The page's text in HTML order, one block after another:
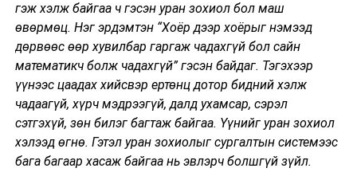
гэж хэлж байгаа ч гэсэн уран зохиол бол маш
өвөрмөц. Нэг эрдэмтэн “Хоёр дээр хоёрыг нэмээд
дөрвөөс өөр хувилбар гаргаж чадахгүй бол сайн
математикч болж чадахгүй” гэсэн байдаг. Тэгэхээр
үүнээс цаадах хийсвэр ертөнц дотор бидний хэлж
чадаагүй, хүрч мэдрээгүй, далд ухамсар, сэрэл
сэтгэхүй, зөн билэг багтаж байгаа. Үүнийг уран зохиол
хэлээд өгнө. Гэтэл уран зохиолыг сургалтын системээс
бага багаар хасаж байгаа нь эвлэрч болшгүй зүйл.